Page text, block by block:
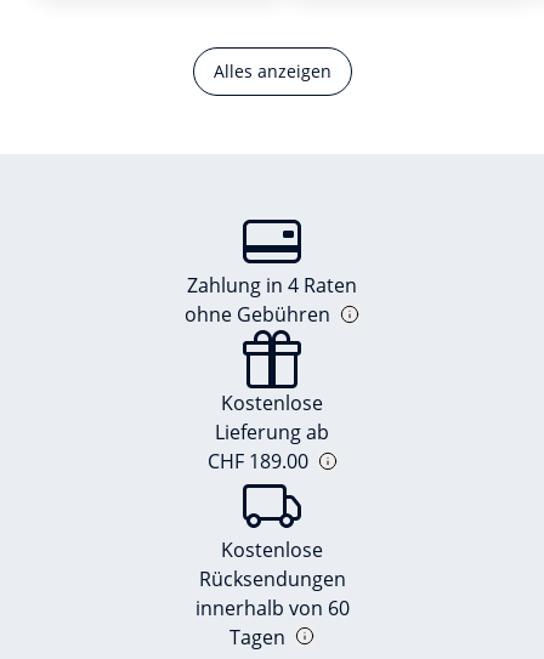
Alles anzeigen
Zahlung in 4 Raten
ohne Gebühren
Kostenlose
Lieferung ab
CHF 189.00
Kostenlose
Rücksendungen
innerhalb von 60
Tagen